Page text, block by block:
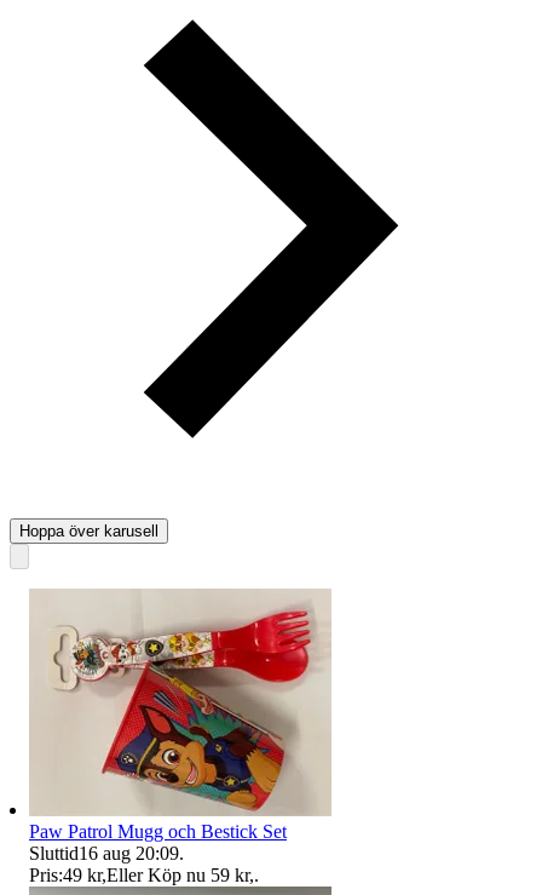
Hoppa över karusell
Paw Patrol Mugg och Bestick Set
Sluttid16 aug 20:09.
Pris:49 kr,Eller Köp nu 59 kr,.